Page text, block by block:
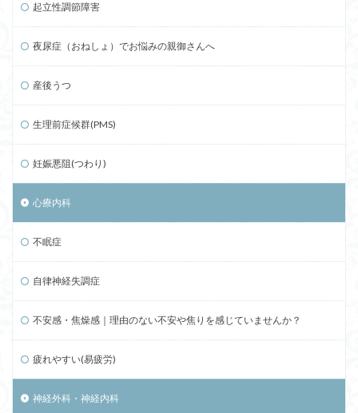
起立性調節障害
夜尿症（おねしょ）でお悩みの親御さんへ
産後うつ
生理前症候群(PMS)
妊娠悪阻(つわり)
心療内科
不眠症
自律神経失調症
不安感・焦燥感｜理由のない不安や焦りを感じていませんか？
疲れやすい(易疲労)
神経外科・神経内科